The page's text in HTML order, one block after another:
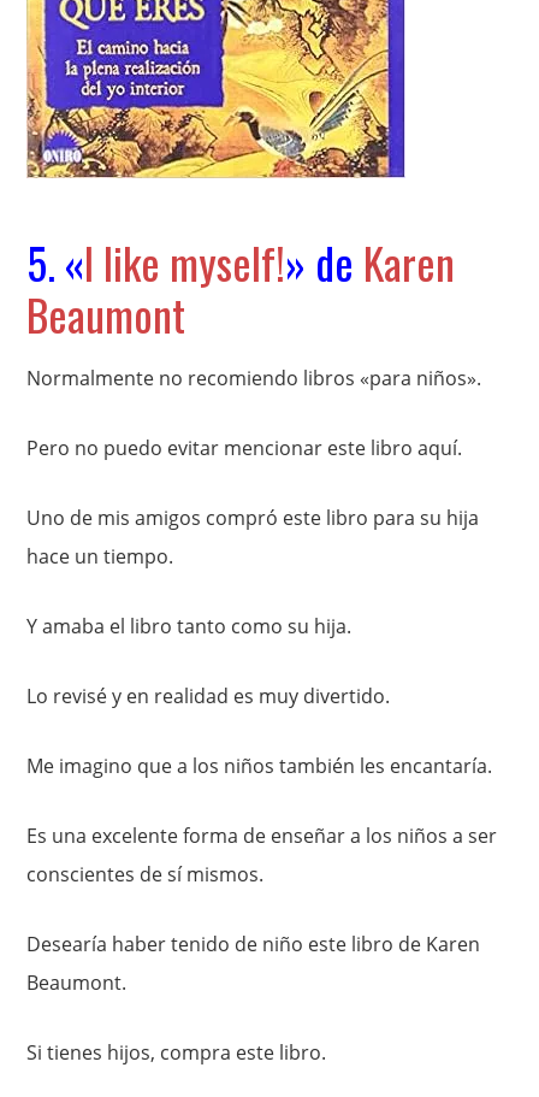
5. «I like myself!» de Karen
Beaumont
Normalmente no recomiendo libros «para niños».
Pero no puedo evitar mencionar este libro aquí.
Uno de mis amigos compró este libro para su hija
hace un tiempo.
Y amaba el libro tanto como su hija.
Lo revisé y en realidad es muy divertido.
Me imagino que a los niños también les encantaría.
Es una excelente forma de enseñar a los niños a ser
conscientes de sí mismos.
Desearía haber tenido de niño este libro de Karen
Beaumont.
Si tienes hijos, compra este libro.